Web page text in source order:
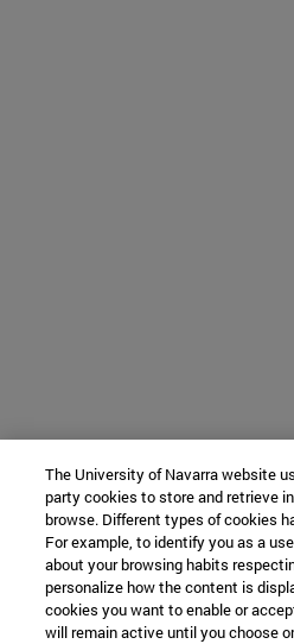
The University of Navarra website
party cookies to store and retrieve
browse. Different types of cookies
For example, to identify you as a
about your browsing habits
personalize how the content is
cookies you want to enable or
will remain active until you choose